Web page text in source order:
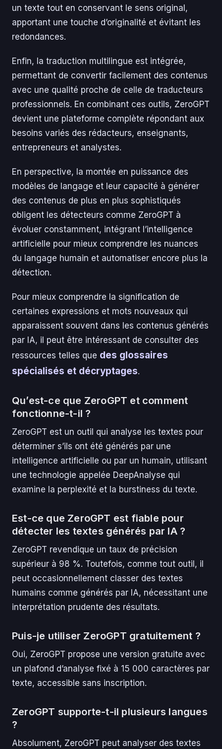
un texte tout en conservant le sens original,
apportant une touche d’originalité et évitant les
redondances.
Enfin, la traduction multilingue est intégrée,
permettant de convertir facilement des contenus
avec une qualité proche de celle de traducteurs
professionnels. En combinant ces outils, ZeroGPT
devient une plateforme complète répondant aux
besoins variés des rédacteurs, enseignants,
entrepreneurs et analystes.
En perspective, la montée en puissance des
modèles de langage et leur capacité à générer
des contenus de plus en plus sophistiqués
obligent les détecteurs comme ZeroGPT à
évoluer constamment, intégrant l’intelligence
artificielle pour mieux comprendre les nuances
du langage humain et automatiser encore plus la
détection.
Pour mieux comprendre la signification de
certaines expressions et mots nouveaux qui
apparaissent souvent dans les contenus générés
par IA, il peut être intéressant de consulter des
ressources telles que des glossaires
spécialisés et décryptages.
Qu’est-ce que ZeroGPT et comment
fonctionne-t-il ?
ZeroGPT est un outil qui analyse les textes pour
déterminer s’ils ont été générés par une
intelligence artificielle ou par un humain, utilisant
une technologie appelée DeepAnalyse qui
examine la perplexité et la burstiness du texte.
Est-ce que ZeroGPT est fiable pour
détecter les textes générés par IA ?
ZeroGPT revendique un taux de précision
supérieur à 98 %. Toutefois, comme tout outil, il
peut occasionnellement classer des textes
humains comme générés par IA, nécessitant une
interprétation prudente des résultats.
Puis-je utiliser ZeroGPT gratuitement ?
Oui, ZeroGPT propose une version gratuite avec
un plafond d’analyse fixé à 15 000 caractères par
texte, accessible sans inscription.
ZeroGPT supporte-t-il plusieurs langues
?
Absolument, ZeroGPT peut analyser des textes